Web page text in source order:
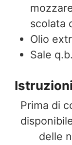
scolata
Olio
Sale q.b.
Prima di continuare, ti ricordo che è
delle